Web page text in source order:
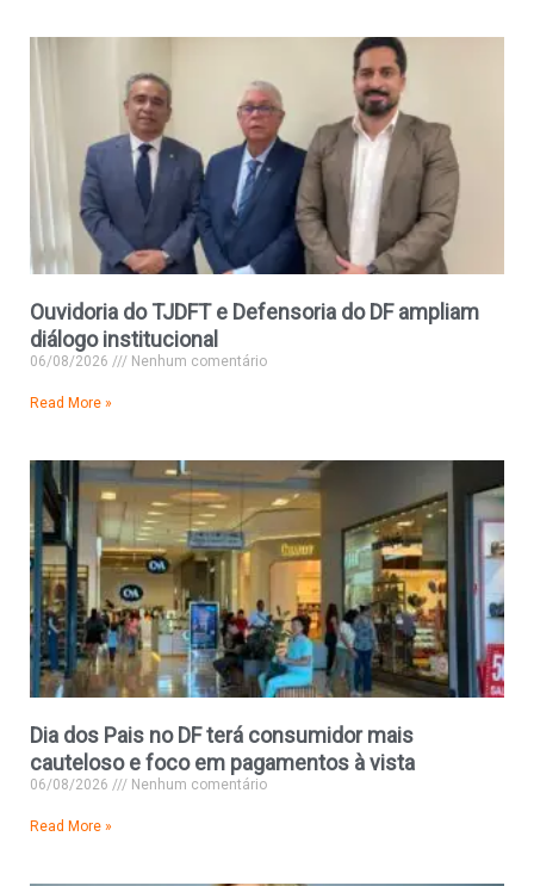
Ouvidoria do TJDFT e Defensoria do DF ampliam
diálogo institucional
06/08/2026 Nenhum comentário
Read More »
Dia dos Pais no DF terá consumidor mais
cauteloso e foco em pagamentos à vista
06/08/2026 Nenhum comentário
Read More »